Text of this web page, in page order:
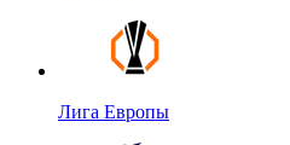
Лига Европы